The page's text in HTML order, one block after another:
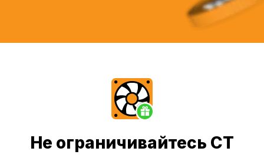
Не ограничивайтесь CT